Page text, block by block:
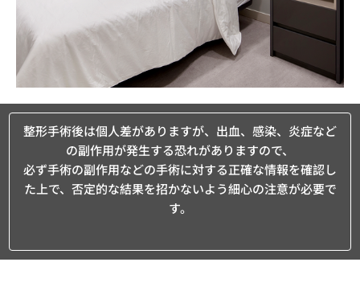
整形手術後は個人差がありますが、出血、感染、炎症など
の副作用が発生する恐れがありますので、
必ず手術の副作用などの手術に対する正確な情報を確認し
た上で、否定的な結果を招かないよう細心の注意が必要で
す。